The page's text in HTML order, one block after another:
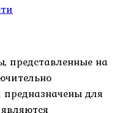
представленные на
для